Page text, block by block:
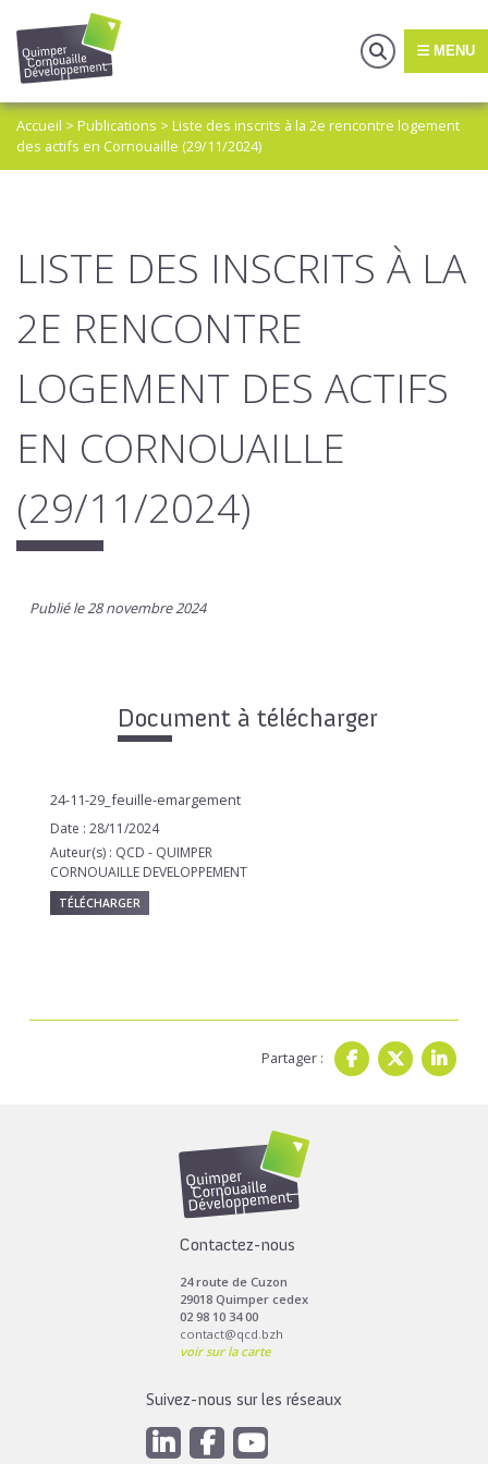
MENU
Accueil > Publications > Liste des inscrits à la 2e rencontre logement
des actifs en Cornouaille (29/11/2024)
LISTE DES INSCRITS À LA
2E RENCONTRE
LOGEMENT DES ACTIFS
EN CORNOUAILLE
(29/11/2024)
Publié le 28 novembre 2024
Document à télécharger
24-11-29_feuille-emargement
Date : 28/11/2024
Auteur(s) : QCD - QUIMPER
CORNOUAILLE DEVELOPPEMENT
TÉLÉCHARGER
Partager :
Contactez-nous
24 route de Cuzon
29018 Quimper cedex
02 98 10 34 00
contact@qcd.bzh
voir sur la carte
Suivez-nous sur les réseaux